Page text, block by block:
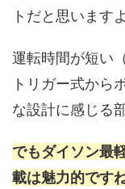
トだと思いますよ
運転時間が短い
トリガー式から
な設計に感じる
でもダイソン最
載は魅力的です